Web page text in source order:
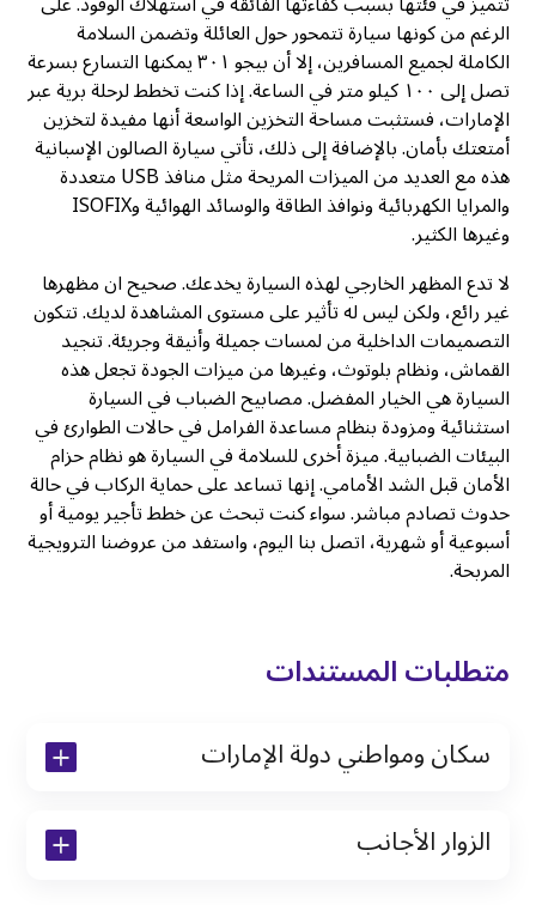
الرغم من كونها سيارة تتمحور حول العائلة وتضمن السلامة
الكاملة لجميع المسافرين، إلا أن بيجو ٣٠١ يمكنها التسارع بسرعة
تصل إلى ١٠٠ كيلو متر في الساعة. إذا كنت تخطط لرحلة برية عبر
الإمارات، فستثبت مساحة التخزين الواسعة أنها مفيدة لتخزين
أمتعتك بأمان. بالإضافة إلى ذلك، تأتي سيارة الصالون الإسبانية
هذه مع العديد من الميزات المريحة مثل منافذ USB متعددة
والمرايا الكهربائية ونوافذ الطاقة والوسائد الهوائية وISOFIX
وغيرها الكثير.
لا تدع المظهر الخارجي لهذه السيارة يخدعك. صحيح ان مظهرها
غير رائع، ولكن ليس له تأثير على مستوى المشاهدة لديك. تتكون
التصميمات الداخلية من لمسات جميلة وأنيقة وجريئة. تنجيد
القماش، ونظام بلوتوث، وغيرها من ميزات الجودة تجعل هذه
السيارة هي الخيار المفضل. مصابيح الضباب في السيارة
استثنائية ومزودة بنظام مساعدة الفرامل في حالات الطوارئ في
البيئات الضبابية. ميزة أخرى للسلامة في السيارة هو نظام حزام
الأمان قبل الشد الأمامي. إنها تساعد على حماية الركاب في حالة
حدوث تصادم مباشر. سواء كنت تبحث عن خطط تأجير يومية أو
أسبوعية أو شهرية، اتصل بنا اليوم، واستفد من عروضنا الترويجية
المربحة.
متطلبات المستندات
سكان ومواطني دولة الإمارات
نسخة من تأشيرة الاقامة
الزوار الأجانب